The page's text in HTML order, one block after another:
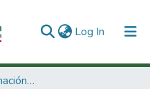
Log In (current)
3. Recursos de Información Científica y Tecnológica